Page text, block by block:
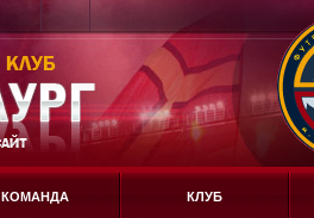
КОМАНДА КЛУБ